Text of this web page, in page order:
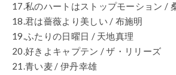
17.私のハートはストップモーション /
18.君は薔薇より美しい / 布施明
19.ふたりの日曜日 / 天地真理
20.好きよキャプテン / ザ・リリーズ
21.青い麦 / 伊丹幸雄